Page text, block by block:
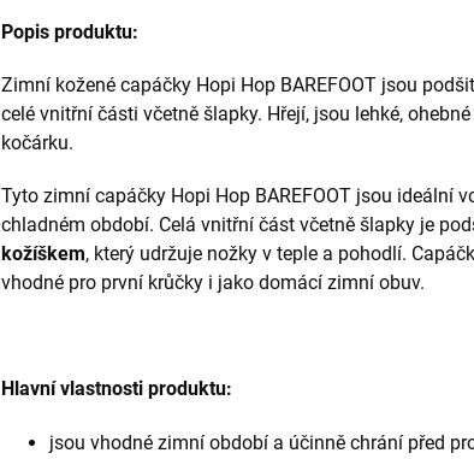
Popis produktu:
Zimní kožené capáčky Hopi Hop BAREFOOT jsou
celé vnitřní části včetně šlapky. Hřejí, jsou lehké,
kočárku.
Tyto zimní capáčky Hopi Hop BAREFOOT jsou ideální
chladném období. Celá vnitřní část včetně šlapky je
kožíškem, který udržuje nožky v teple a pohodlí.
vhodné pro první krůčky i jako domácí zimní obuv.
Hlavní vlastnosti produktu:
jsou vhodné zimní období a účinně chrání před